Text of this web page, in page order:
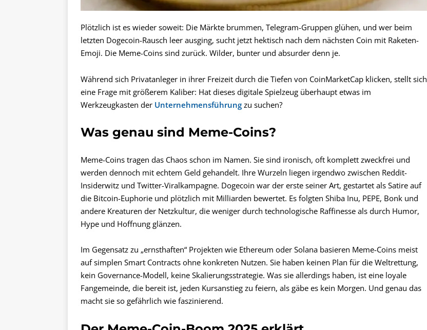
Plötzlich ist es wieder soweit: Die Märkte brummen, Telegram-Gruppen glühen, und wer beim
letzten Dogecoin-Rausch leer ausging, sucht jetzt hektisch nach dem nächsten Coin mit Raketen-
Emoji. Die Meme-Coins sind zurück. Wilder, bunter und absurder denn je.
Während sich Privatanleger in ihrer Freizeit durch die Tiefen von CoinMarketCap klicken, stellt sich
eine Frage mit größerem Kaliber: Hat dieses digitale Spielzeug überhaupt etwas im
Werkzeugkasten der Unternehmensführung zu suchen?
Was genau sind Meme-Coins?
Meme-Coins tragen das Chaos schon im Namen. Sie sind ironisch, oft komplett zweckfrei und
werden dennoch mit echtem Geld gehandelt. Ihre Wurzeln liegen irgendwo zwischen Reddit-
Insiderwitz und Twitter-Viralkampagne. Dogecoin war der erste seiner Art, gestartet als Satire auf
die Bitcoin-Euphorie und plötzlich mit Milliarden bewertet. Es folgten Shiba Inu, PEPE, Bonk und
andere Kreaturen der Netzkultur, die weniger durch technologische Raffinesse als durch Humor,
Hype und Hoffnung glänzen.
Im Gegensatz zu „ernsthaften“ Projekten wie Ethereum oder Solana basieren Meme-Coins meist
auf simplen Smart Contracts ohne konkreten Nutzen. Sie haben keinen Plan für die Weltrettung,
kein Governance-Modell, keine Skalierungsstrategie. Was sie allerdings haben, ist eine loyale
Fangemeinde, die bereit ist, jeden Kursanstieg zu feiern, als gäbe es kein Morgen. Und genau das
macht sie so gefährlich wie faszinierend.